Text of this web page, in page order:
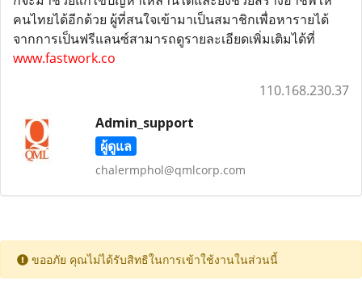
คนไทยได้อีกด้วย ผู้ที่สนใจเข้ามาเป็นสมาชิกเพื่อหารายได้
จากการเป็นฟรีแลนซ์สามารถดูรายละเอียดเพิ่มเติมได้ที่
www.fastwork.co
110.168.230.37
Admin_support
ผู้ดูแล
chalermphol@qmlcorp.com
ขออภัย คุณไม่ได้รับสิทธิในการเข้าใช้งานในส่วนนี้